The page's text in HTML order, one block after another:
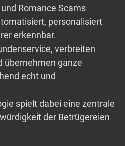
Romance Scams
personalisiert
erkennbar.
verbreiten
übernehmen ganze
echt und
spielt dabei eine zentrale
der Betrügereien